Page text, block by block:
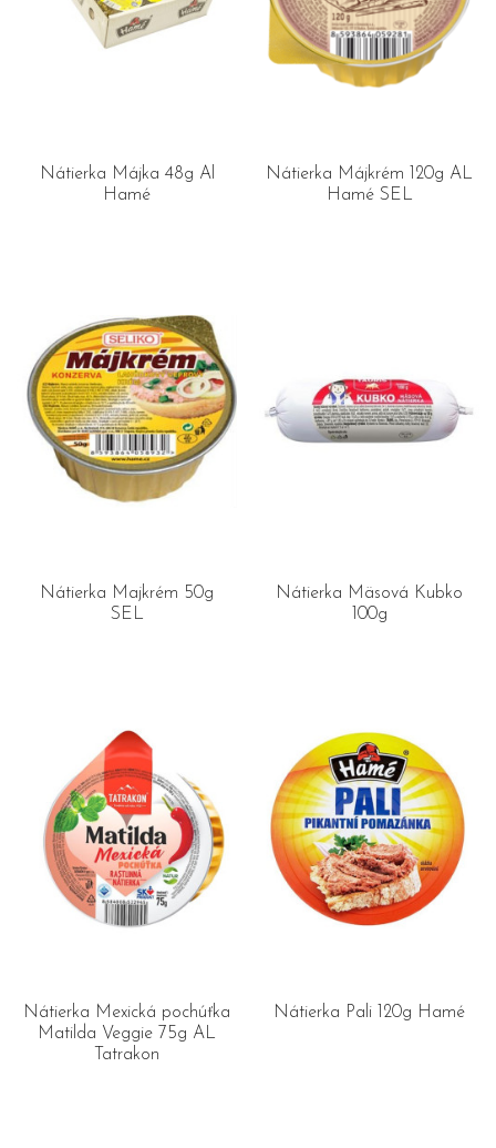
Nátierka Májka 48g Al
Hamé
Nátierka Májkrém 120g AL
Hamé SEL
Nátierka Majkrém 50g
SEL
Nátierka Mäsová Kubko
100g
Nátierka Mexická pochúťka
Matilda Veggie 75g AL
Tatrakon
Nátierka Pali 120g Hamé